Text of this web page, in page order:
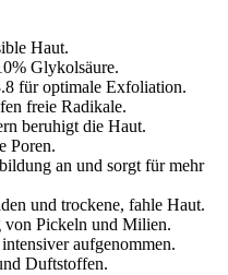
Haut.
Glykolsäure.
für optimale Exfoliation.
freie Radikale.
beruhigt die Haut.
Poren.
an und sorgt für mehr
und trockene, fahle Haut.
von Pickeln und Milien.
aufgenommen.
Duftstoffen.